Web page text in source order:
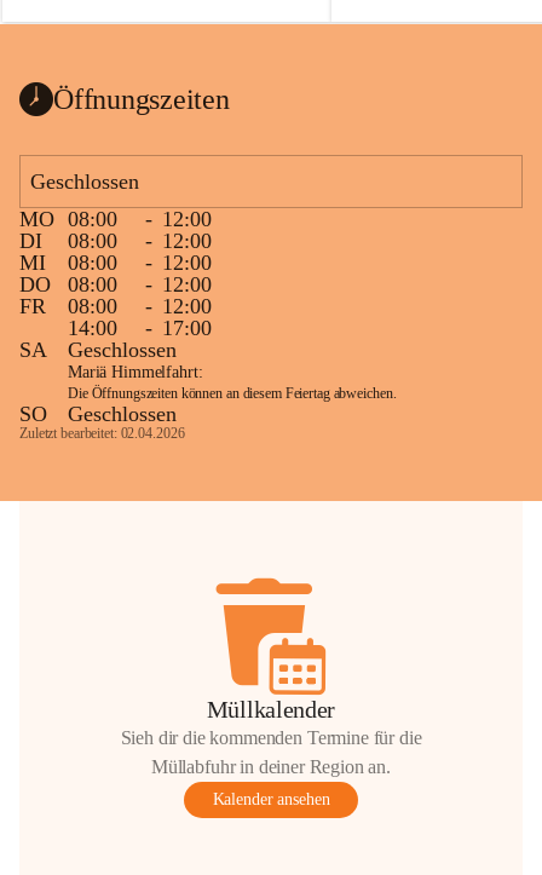
a
a
Öffnungszeiten
Geschlossen
MO 08:00 - 12:00
DI
08:00 - 12:00
MI
08:00 - 12:00
DO
08:00 - 12:00
FR
08:00 - 12:00
14:00
- 17:00
SA
Geschlossen
Mariä Himmelfahrt:
Die Öffnungszeiten können an diesem Feiertag abweichen.
SO Geschlossen
Zuletzt bearbeitet: 02.04.2026
Müllkalender
Sieh dir die kommenden Termine für die
Müllabfuhr in deiner Region an.
Kalender ansehen